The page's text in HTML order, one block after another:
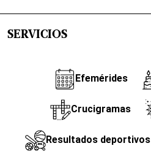
SERVICIOS
Efemérides
Crucigramas
Resultados deportivos